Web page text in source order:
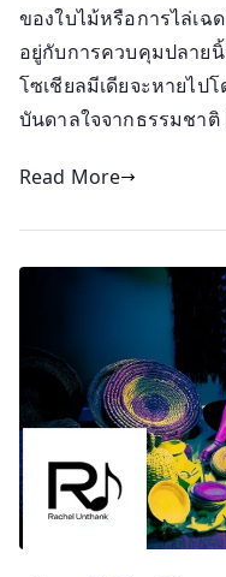
ของใบไม้หรือการไล่เ
อยู่กับการควบคุมปลาย
โซเชียลมีเดียจะหายไป
บันดาลใจจากธรรมชา
Read More